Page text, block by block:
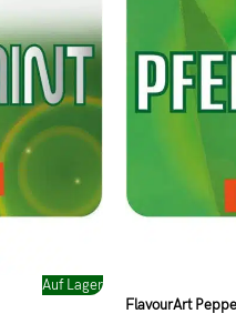
Auf Lager
FlavourArt